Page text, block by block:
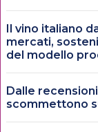
Il vino italiano
mercati,
del modello
Dalle
scommettono